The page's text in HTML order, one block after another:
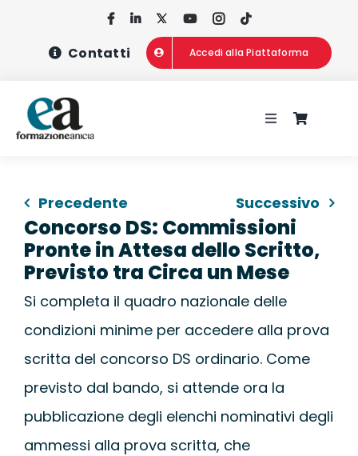
Contatti Accedi alla Piattaforma
Toggle
CHI SIAMO
CONCORSI
UNIVERSITÀ
Precedente Successivo
Concorso DS: Commissioni
Pronte in Attesa dello Scritto,
Previsto tra Circa un Mese
Si completa il quadro nazionale delle
condizioni minime per accedere alla prova
scritta del concorso DS ordinario. Come
previsto dal bando, si attende ora la
pubblicazione degli elenchi nominativi degli
ammessi alla prova scritta, che